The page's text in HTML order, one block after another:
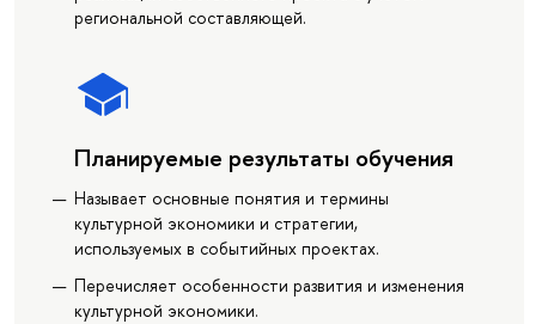
региональной составляющей.
Планируемые результаты обучения
Называет основные понятия и термины
культурной экономики и стратегии,
используемых в событийных проектах.
Перечисляет особенности развития и изменения
культурной экономики.